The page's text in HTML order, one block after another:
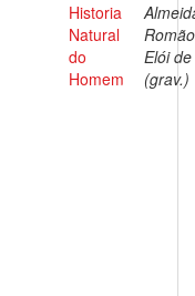
Historia
Natural
do
Homem
Romão
Elói de
(grav.)